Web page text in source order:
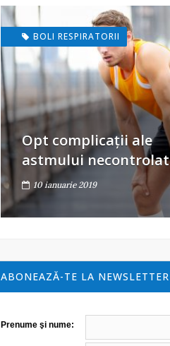
BOLI RESPIRATORII
Opt complicații ale
astmului necontrolat
10 ianuarie 2019
ABONEAZĂ-TE LA NEWSLETTER
Prenume şi nume: